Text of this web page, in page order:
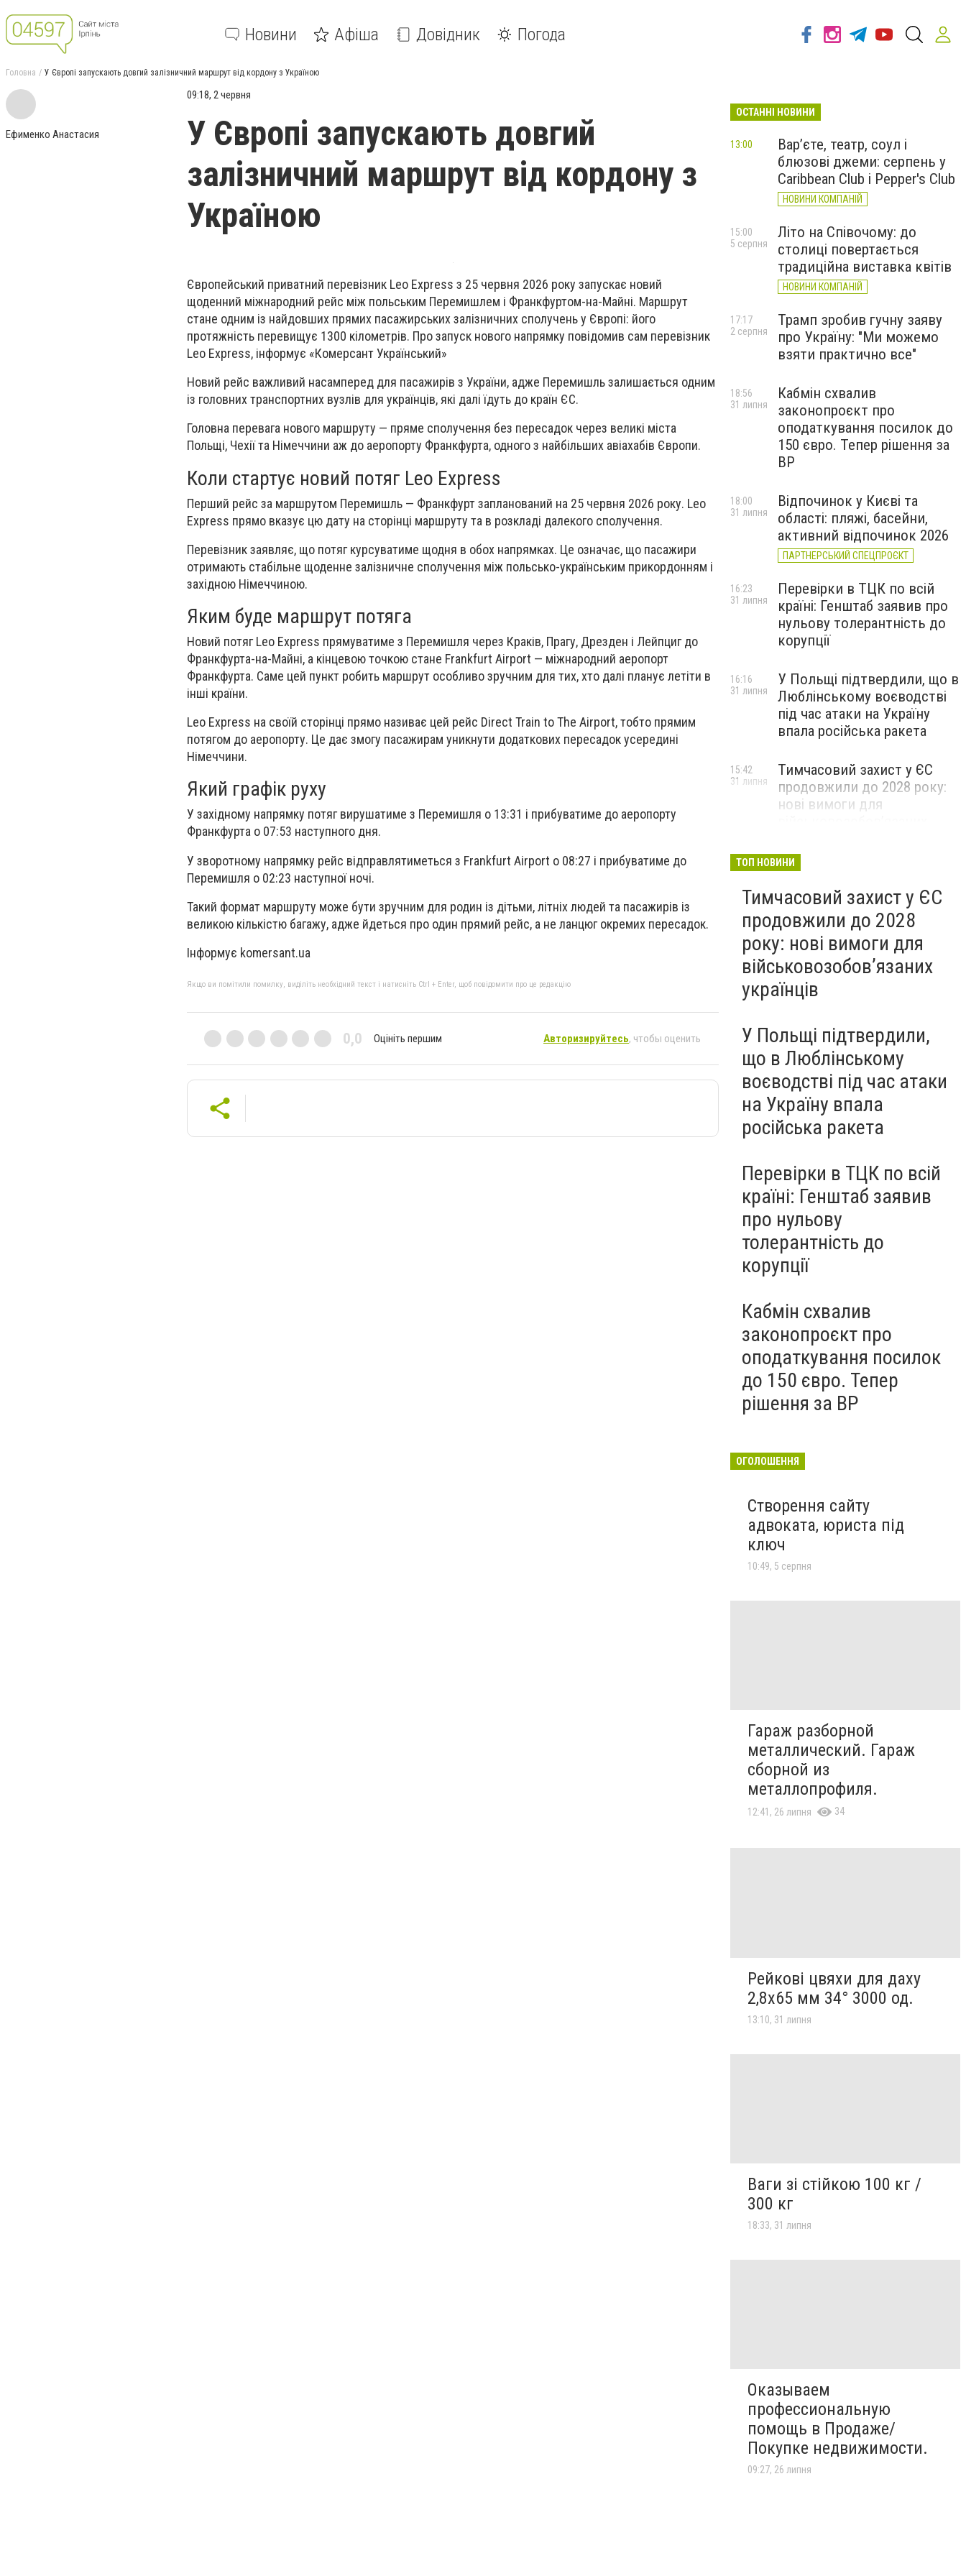
Новини Афіша Довідник Погода
Головна У Європі запускають довгий залізничний маршрут від кордону з Україною
Ефименко Анастасия
09:18, 2 червня
У Європі запускають довгий
залізничний маршрут від кордону з
Україною
Європейський приватний перевізник Leo Express з 25 червня 2026 року запускає новий
щоденний міжнародний рейс між польським Перемишлем і Франкфуртом-на-Майні. Маршрут
стане одним із найдовших прямих пасажирських залізничних сполучень у Європі: його
протяжність перевищує 1300 кілометрів. Про запуск нового напрямку повідомив сам перевізник
Leo Express, інформує «Комерсант Український»
Новий рейс важливий насамперед для пасажирів з України, адже Перемишль залишається одним
із головних транспортних вузлів для українців, які далі їдуть до країн ЄС.
Головна перевага нового маршруту — пряме сполучення без пересадок через великі міста
Польщі, Чехії та Німеччини аж до аеропорту Франкфурта, одного з найбільших авіахабів Європи.
Коли стартує новий потяг Leo Express
Перший рейс за маршрутом Перемишль — Франкфурт запланований на 25 червня 2026 року. Leo
Express прямо вказує цю дату на сторінці маршруту та в розкладі далекого сполучення.
Перевізник заявляє, що потяг курсуватиме щодня в обох напрямках. Це означає, що пасажири
отримають стабільне щоденне залізничне сполучення між польсько-українським прикордонням і
західною Німеччиною.
Яким буде маршрут потяга
Новий потяг Leo Express прямуватиме з Перемишля через Краків, Прагу, Дрезден і Лейпциг до
Франкфурта-на-Майні, а кінцевою точкою стане Frankfurt Airport — міжнародний аеропорт
Франкфурта. Саме цей пункт робить маршрут особливо зручним для тих, хто далі планує летіти в
інші країни.
Leo Express на своїй сторінці прямо називає цей рейс Direct Train to The Airport, тобто прямим
потягом до аеропорту. Це дає змогу пасажирам уникнути додаткових пересадок усередині
Німеччини.
Який графік руху
У західному напрямку потяг вирушатиме з Перемишля о 13:31 і прибуватиме до аеропорту
Франкфурта о 07:53 наступного дня.
У зворотному напрямку рейс відправлятиметься з Frankfurt Airport о 08:27 і прибуватиме до
Перемишля о 02:23 наступної ночі.
Такий формат маршруту може бути зручним для родин із дітьми, літніх людей та пасажирів із
великою кількістю багажу, адже йдеться про один прямий рейс, а не ланцюг окремих пересадок.
Інформує komersant.ua
Якщо ви помітили помилку, виділіть необхідний текст і натисніть Ctrl + Enter, щоб повідомити про це редакцію
0,0 Оцініть першим Авторизируйтесь, чтобы оценить
ОСТАННІ НОВИНИ
Вар’єте, театр, соул і
блюзові джеми: серпень у
Caribbean Club і Pepper's Club
НОВИНИ КОМПАНІЙ
13:00
Літо на Співочому: до
столиці повертається
традиційна виставка квітів
НОВИНИ КОМПАНІЙ
15:00
5 серпня
Трамп зробив гучну заяву
про Україну: "Ми можемо
взяти практично все"
17:17
2 серпня
Кабмін схвалив
законопроєкт про
оподаткування посилок до
150 євро. Тепер рішення за
ВР
18:56
31 липня
Відпочинок у Києві та
області: пляжі, басейни,
активний відпочинок 2026
ПАРТНЕРСЬКИЙ СПЕЦПРОЄКТ
18:00
31 липня
Перевірки в ТЦК по всій
країні: Генштаб заявив про
нульову толерантність до
корупції
16:23
31 липня
У Польщі підтвердили, що в
Люблінському воєводстві
під час атаки на Україну
впала російська ракета
16:16
31 липня
Тимчасовий захист у ЄС
продовжили до 2028 року:
нові вимоги для
15:42
31 липня
ТОП НОВИНИ
Тимчасовий захист у ЄС
продовжили до 2028
року: нові вимоги для
військовозобов’язаних
українців
У Польщі підтвердили,
що в Люблінському
воєводстві під час атаки
на Україну впала
російська ракета
Перевірки в ТЦК по всій
країні: Генштаб заявив
про нульову
толерантність до
корупції
Кабмін схвалив
законопроєкт про
оподаткування посилок
до 150 євро. Тепер
рішення за ВР
ОГОЛОШЕННЯ
Створення сайту
адвоката, юриста під
ключ
10:49, 5 серпня
Гараж разборной
металлический. Гараж
сборной из
металлопрофиля.
12:41, 26 липня 34
Рейкові цвяхи для даху
2,8х65 мм 34° 3000 од.
13:10, 31 липня
Ваги зі стійкою 100 кг /
300 кг
18:33, 31 липня
Оказываем
профессиональную
помощь в Продаже/
Покупке недвижимости.
09:27, 26 липня